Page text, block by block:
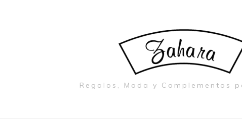
Regalos, Moda y Complementos